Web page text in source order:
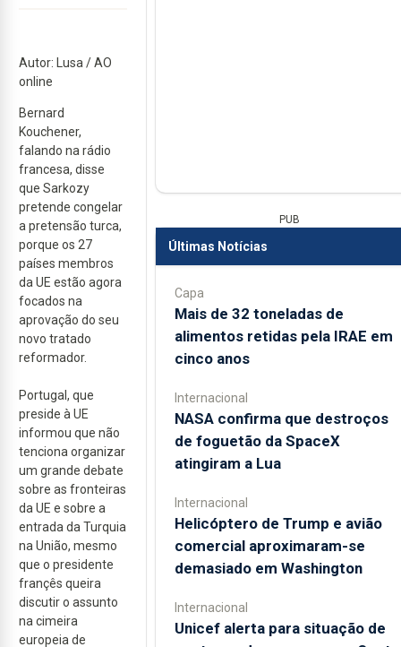
Autor: Lusa / AO
online
Bernard
Kouchener,
falando na rádio
francesa, disse
que Sarkozy
pretende congelar
a pretensão turca,
porque os 27
países membros
da UE estão agora
focados na
aprovação do seu
novo tratado
reformador.
Portugal, que
preside à UE
informou que não
tenciona organizar
um grande debate
sobre as fronteiras
da UE e sobre a
entrada da Turquia
na União, mesmo
que o presidente
françês queira
discutir o assunto
na cimeira
europeia de
PUB
Últimas Notícias
Capa
Mais de 32 toneladas de
alimentos retidas pela IRAE em
cinco anos
Internacional
NASA confirma que destroços
de foguetão da SpaceX
atingiram a Lua
Internacional
Helicóptero de Trump e avião
comercial aproximaram-se
demasiado em Washington
Internacional
Unicef alerta para situação de